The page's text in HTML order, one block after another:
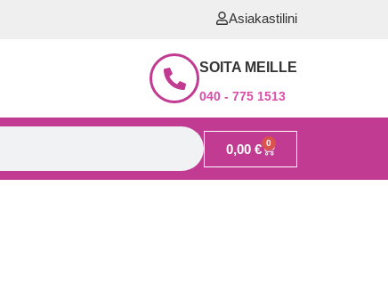
Asiakastilini
SOITA MEILLE
040 - 775 1513
0,00 € 0